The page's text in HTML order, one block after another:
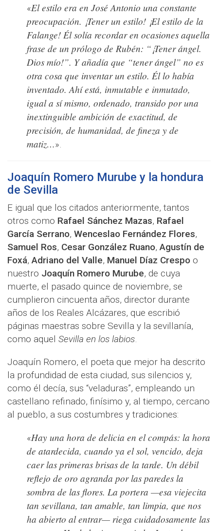
«El estilo era en José Antonio una constante
preocupación. ¡Tener un estilo! ¡El estilo de la
Falange! Él solía recordar en ocasiones aquella
frase de un prólogo de Rubén: “¡Tener ángel.
Dios mío!”. Y añadía que “tener ángel” no es
otra cosa que inventar un estilo. Él lo había
inventado. Ahí está, inmutable e inmutado,
igual a sí mismo, ordenado, transido por una
inextinguible ambición de exactitud, de
precisión, de humanidad, de fineza y de
matiz…».
Joaquín Romero Murube y la hondura
de Sevilla
E igual que los citados anteriormente, tantos
otros como Rafael Sánchez Mazas, Rafael
García Serrano, Wenceslao Fernández Flores,
Samuel Ros, Cesar González Ruano,Agustín de
Foxá,Adriano del Valle, Manuel Díaz Crespo o
nuestro Joaquín Romero Murube, de cuya
muerte, el pasado quince de noviembre, se
cumplieron cincuenta años, director durante
años de los Reales Alcázares, que escribió
páginas maestras sobre Sevilla y la sevillanía,
como aquel Sevilla en los labios.
Joaquín Romero, el poeta que mejor ha descrito
la profundidad de esta ciudad, sus silencios y,
como él decía, sus “veladuras”, empleando un
castellano refinado, finísimo y, al tiempo, cercano
al pueblo, a sus costumbres y tradiciones:
«Hay una hora de delicia en el compás: la hora
de atardecida, cuando ya el sol, vencido, deja
caer las primeras brisas de la tarde. Un débil
reflejo de oro agranda por las paredes la
sombra de las flores. La portera —esa viejecita
tan sevillana, tan amable, tan limpia, que nos
ha abierto al entrar— riega cuidadosamente las